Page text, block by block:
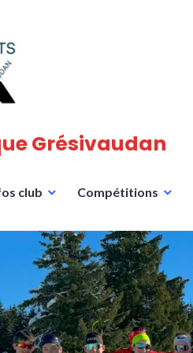
Grésivaudan
club Compétitions